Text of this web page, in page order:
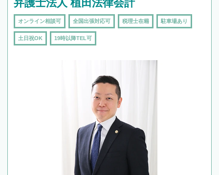
弁護士法人 植田法律会計
オンライン相談可 全国出張対応可 税理士在籍 駐車場あり
土日祝OK 19時以降TEL可